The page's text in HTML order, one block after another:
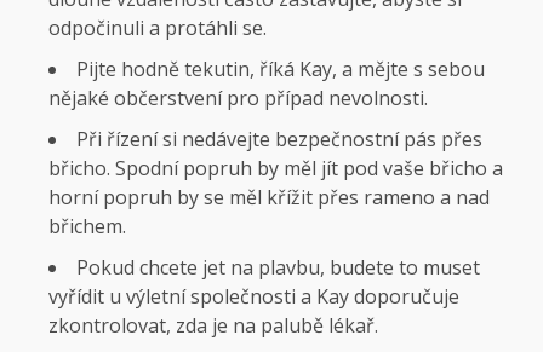
odpočinuli a protáhli se.
Pijte hodně tekutin, říká Kay, a mějte s sebou
nějaké občerstvení pro případ nevolnosti.
Při řízení si nedávejte bezpečnostní pás přes
břicho. Spodní popruh by měl jít pod vaše břicho a
horní popruh by se měl křížit přes rameno a nad
břichem.
Pokud chcete jet na plavbu, budete to muset
vyřídit u výletní společnosti a Kay doporučuje
zkontrolovat, zda je na palubě lékař.